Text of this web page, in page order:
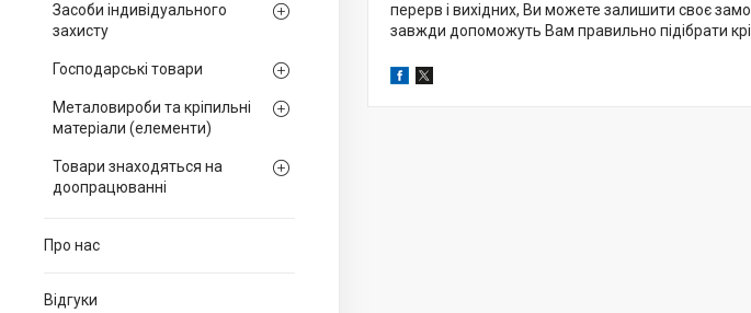
Засоби індивідуального
захисту
Господарські товари
Металовироби та кріпильні
матеріали (елементи)
Товари знаходяться на
доопрацюванні
Про нас
Відгуки
перерв і вихідних, Ви можете залишити своє
завжди допоможуть Вам правильно підібрати